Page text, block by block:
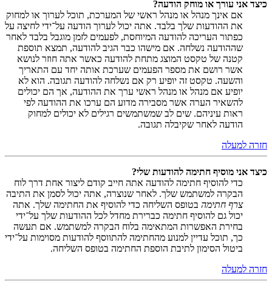
כיצד אני עורך או מוחק הודעה?
אם אינך מנהל או מנהל ראשי של המערכת, תוכל לערוך או למחוק
את ההודעות שלך בלבד. אתה יכול לערוך הודעה על־ידי לחיצה על
כפתור העריכה להודעה המיוחסת, לפעמים לזמן מוגבל בלבד לאחר
שההודעה נשלחה. אם מישהו כבר הגיב להודעה, תמצא תוספת
קטנה של טקסט המוצג מתחת להודעה כאשר אתה חוזר לנושא
אשר רושם את מספר הפעמים שערכת אותה יחד עם התאריך
והשעה. טקסט זה יופיע רק אם נשלחה להודעה תגובה. הוא לא
יופיע אם מנהל או מנהל ראשי ערך את ההודעה, אך הם יכולים
להשאיר הערה אשר מסבירה מדוע הם ערכו את ההודעה לפי
ראות עיניהם. שים לב שמשתמשים רגילים לא יכולים למחוק
הודעה לאחר שקיבלה תגובה.
חזרה למעלה
כיצד אני מוסיף חתימה להודעות שלי?
כדי להוסיף חתימה להודעה אתה חייב קודם ליצור אחת דרך לוח
הבקרה למשתמש שלך. לאחר שנוצרה, אתה יכול לסמן את התיבה
צרף חתימה בטופס השליחה כדי להוסיף את החתימה שלך. אתה
יכול גם להוסיף חתימה כברירת מחדל לכל ההודעות שלך על־ידי
בחירת האפשרות המתאימה בלוח הבקרה למשתמש. אם תעשה
כך, תוכל עדיין למנוע מהחתימה להתווסף להודעות מסוימות על־ידי
ביטול הסימון לתיבת הוספת החתימה בטופס השליחה.
חזרה למעלה